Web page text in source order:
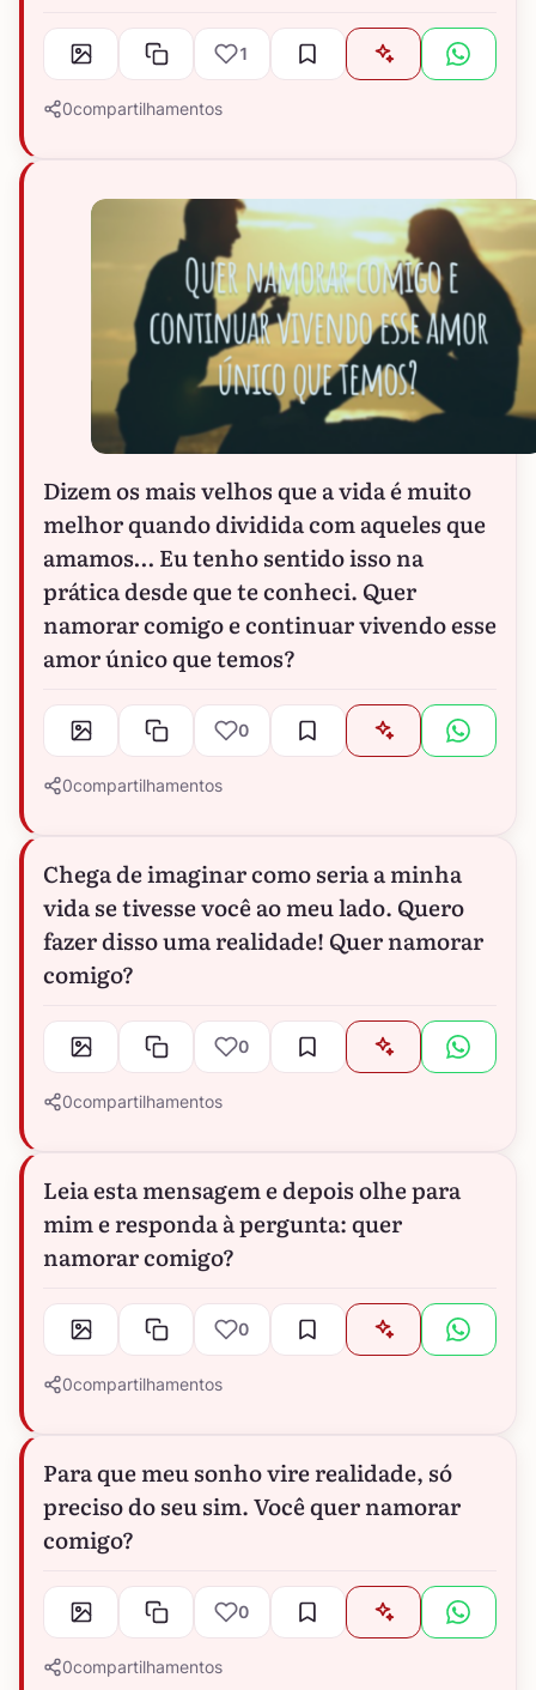
1
0compartilhamentos
Dizem os mais velhos que a vida é muito
melhor quando dividida com aqueles que
amamos… Eu tenho sentido isso na
prática desde que te conheci. Quer
namorar comigo e continuar vivendo esse
amor único que temos?
0
0compartilhamentos
Chega de imaginar como seria a minha
vida se tivesse você ao meu lado. Quero
fazer disso uma realidade! Quer namorar
comigo?
0
0compartilhamentos
Leia esta mensagem e depois olhe para
mim e responda à pergunta: quer
namorar comigo?
0
0compartilhamentos
Para que meu sonho vire realidade, só
preciso do seu sim. Você quer namorar
comigo?
0
0compartilhamentos